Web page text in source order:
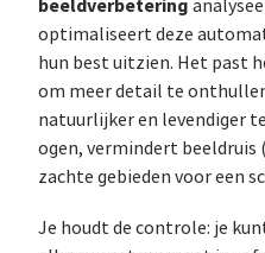
beeldverbetering
optimaliseert deze
hun best uitzien. Het past
om meer detail te
natuurlijker en levendiger
ogen, vermindert
zachte gebieden voor een
Je houdt de controle: je